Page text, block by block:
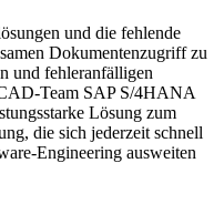
und die fehlende
Dokumentenzugriff zu
und fehleranfälligen
Team SAP S/4HANA
Lösung zum
die sich jederzeit schnell
Engineering ausweiten